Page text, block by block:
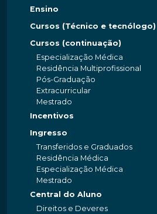
Ensino
Cursos (Técnico e tecnólogo)
Cursos (continuação)
Especialização Médica
Residência Multiprofissional
Pós-Graduação
Extracurricular
Mestrado
Incentivos
Ingresso
Transferidos e Graduados
Residência Médica
Especialização Médica
Mestrado
Central do Aluno
Direitos e Deveres